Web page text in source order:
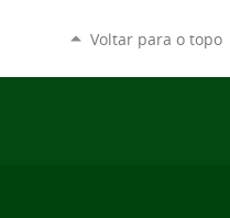
Voltar para o topo